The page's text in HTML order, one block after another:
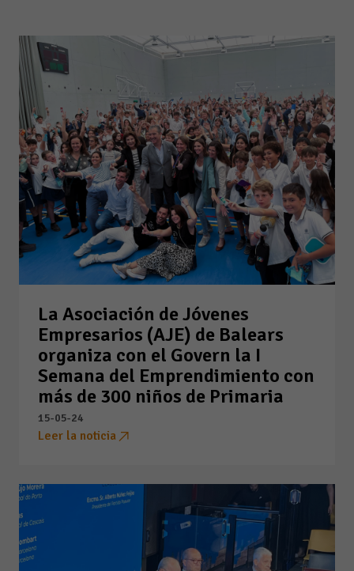
La Asociación de Jóvenes
Empresarios (AJE) de Balears
organiza con el Govern la I
Semana del Emprendimiento con
más de 300 niños de Primaria
15-05-24
Leer la noticia